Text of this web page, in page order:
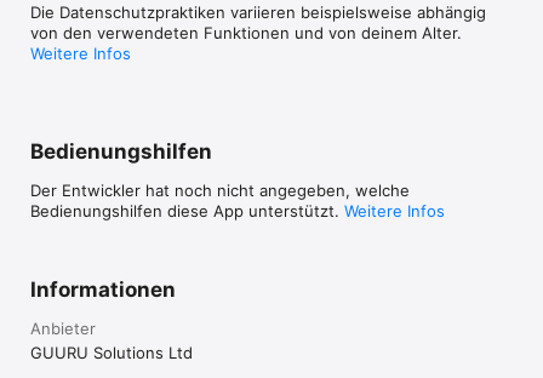
Die Datenschutzpraktiken variieren beispielsweise abhängig
von den verwendeten Funktionen und von deinem Alter.
Weitere Infos
Bedienungshilfen
Der Entwickler hat noch nicht angegeben, welche
Bedienungshilfen diese App unterstützt. Weitere Infos
Informationen
Anbieter
GUURU Solutions Ltd